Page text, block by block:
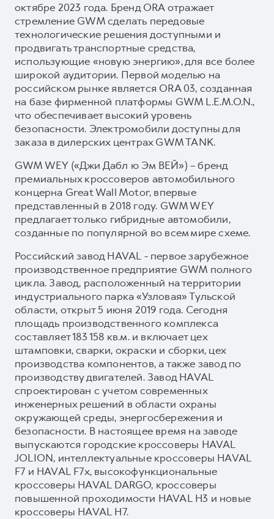
октябре 2023 года. Бренд ORA отражает
стремление GWM сделать передовые
технологические решения доступными и
продвигать транспортные средства,
использующие «новую энергию», для все более
широкой аудитории. Первой моделью на
российском рынке является ORA 03, созданная
на базе фирменной платформы GWM L.E.M.O.N.,
что обеспечивает высокий уровень
безопасности. Электромобили доступны для
заказа в дилерских центрах GWM TANK.
GWM WEY («Джи Дабл ю Эм ВЕЙ») – бренд
премиальных кроссоверов автомобильного
концерна Great Wall Motor, впервые
представленный в 2018 году. GWM WEY
предлагает только гибридные автомобили,
созданные по популярной во всем мире схеме.
Российский завод HAVAL - первое зарубежное
производственное предприятие GWM полного
цикла. Завод, расположенный на территории
индустриального парка «Узловая» Тульской
области, открыт 5 июня 2019 года. Сегодня
площадь производственного комплекса
составляет 183 158 кв.м. и включает цех
штамповки, сварки, окраски и сборки, цех
производства компонентов, а также завод по
производству двигателей. Завод HAVAL
спроектирован с учетом современных
инженерных решений в области охраны
окружающей среды, энергосбережения и
безопасности. В настоящее время на заводе
выпускаются городские кроссоверы HAVAL
JOLION, интеллектуальные кроссоверы HAVAL
F7 и HAVAL F7x, высокофункциональные
кроссоверы HAVAL DARGO, кроссоверы
повышенной проходимости HAVAL H3 и новые
кроссоверы HAVAL H7.